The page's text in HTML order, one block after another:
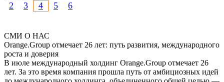
2 3 4 5 6
СМИ О НАС
Orange.Group отмечает 26 лет: путь развития, международного
роста и доверия
В июле международный холдинг Orange.Group отмечает 26
лет. За это время компания прошла путь от амбициозных идей